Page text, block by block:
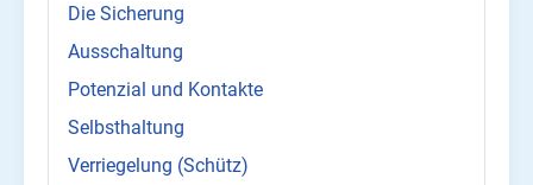
Die Sicherung
Ausschaltung
Potenzial und Kontakte
Selbsthaltung
Verriegelung (Schütz)